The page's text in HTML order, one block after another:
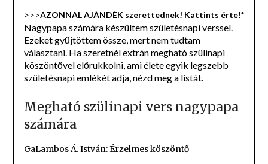
>>>AZONNAL AJÁNDÉK szerettednek! Kattints érte!*
Nagypapa számára készültem születésnapi verssel.
Ezeket gyűjtöttem össze, mert nem tudtam
választani. Ha szeretnél extrán megható szülinapi
köszöntővel előrukkolni, ami élete egyik legszebb
születésnapi emlékét adja, nézd meg a listát.
Megható szülinapi vers nagypapa
számára
GaLambos Á. István: Érzelmes köszöntő